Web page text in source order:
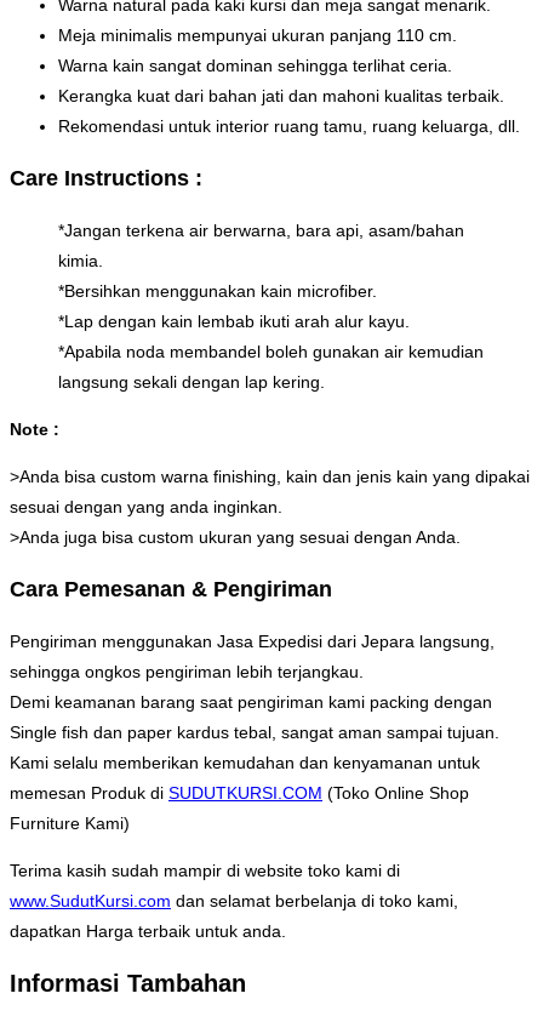
Warna natural pada kaki kursi dan meja sangat menarik.
Meja minimalis mempunyai ukuran panjang 110 cm.
Warna kain sangat dominan sehingga terlihat ceria.
Kerangka kuat dari bahan jati dan mahoni kualitas terbaik.
Rekomendasi untuk interior ruang tamu, ruang keluarga, dll.
Care Instructions :
*Jangan terkena air berwarna, bara api, asam/bahan
kimia.
*Bersihkan menggunakan kain microfiber.
*Lap dengan kain lembab ikuti arah alur kayu.
*Apabila noda membandel boleh gunakan air kemudian
langsung sekali dengan lap kering.
Note :
>Anda bisa custom warna finishing, kain dan jenis kain yang dipakai
sesuai dengan yang anda inginkan.
>Anda juga bisa custom ukuran yang sesuai dengan Anda.
Cara Pemesanan & Pengiriman
Pengiriman menggunakan Jasa Expedisi dari Jepara langsung,
sehingga ongkos pengiriman lebih terjangkau.
Demi keamanan barang saat pengiriman kami packing dengan
Single fish dan paper kardus tebal, sangat aman sampai tujuan.
Kami selalu memberikan kemudahan dan kenyamanan untuk
memesan Produk di SUDUTKURSI.COM (Toko Online Shop
Furniture Kami)
Terima kasih sudah mampir di website toko kami di
www.SudutKursi.com dan selamat berbelanja di toko kami,
dapatkan Harga terbaik untuk anda.
Informasi Tambahan